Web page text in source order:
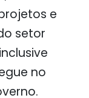
e
setor
no